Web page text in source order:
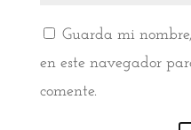
Guarda mi
en este navegador
comente.